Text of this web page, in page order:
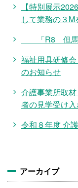
【特別展示
して業務の３M
「R8 但馬
福祉用具研修
のお知らせ
介護事業所取
者の見学受け
令和８年度 介
アーカイブ